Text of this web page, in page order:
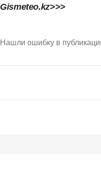
Gismeteo.kz>>>
Нашли ошибку в